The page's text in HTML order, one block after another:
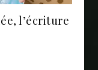
l’écriture